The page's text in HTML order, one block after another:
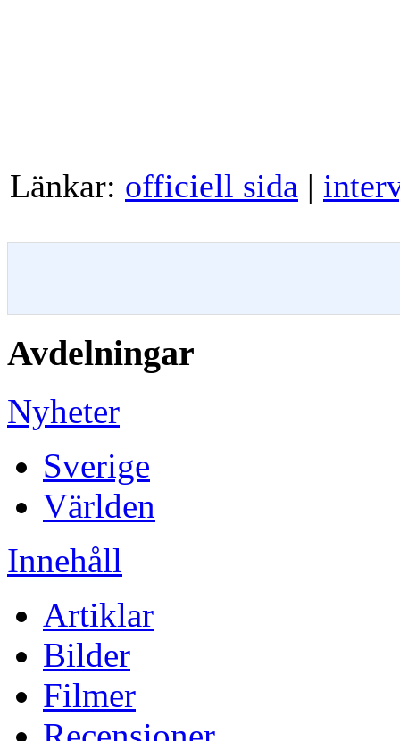
Länkar: officiell sida |
Avdelningar
Nyheter
Sverige
Världen
Innehåll
Artiklar
Bilder
Filmer